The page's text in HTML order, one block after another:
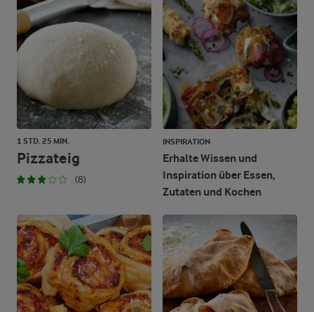
1 STD. 25 MIN.
Pizzateig
(8)
INSPIRATION
Erhalte Wissen und
Inspiration über Essen,
Zutaten und Kochen